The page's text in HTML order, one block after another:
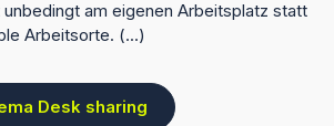
am eigenen Arbeitsplatz statt
Arbeitsorte. (...)
Desk sharing